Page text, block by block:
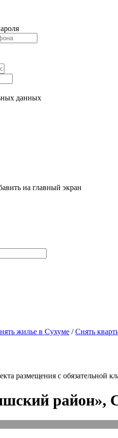
данных
жилье в Сухуме /Снять
размещения с обязательной
район»,